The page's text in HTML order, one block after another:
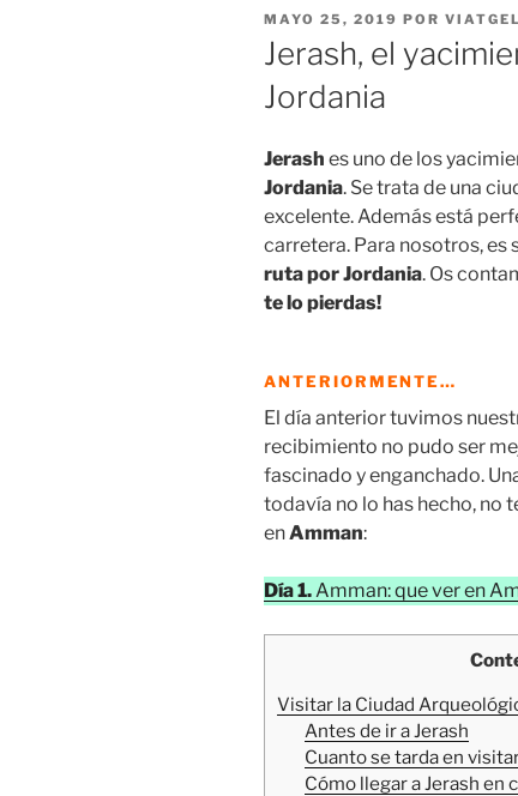
PUBLICADO
EL
MAYO 25, 2019 POR
Jerash, el
Jordania
Jerash es uno de los
Jordania. Se trata de una
excelente. Además está
carretera. Para nosotros, es
ruta por Jordania. Os
te lo pierdas!
ANTERIORMENTE…
El día anterior tuvimos
recibimiento no pudo ser
fascinado y enganchado.
todavía no lo has hecho, no
enAmman:
Día 1. Amman: que ver en
Visitar la Ciudad
Antes de ir a Jerash
Cuanto se tarda en
Cómo llegar a Jerash en